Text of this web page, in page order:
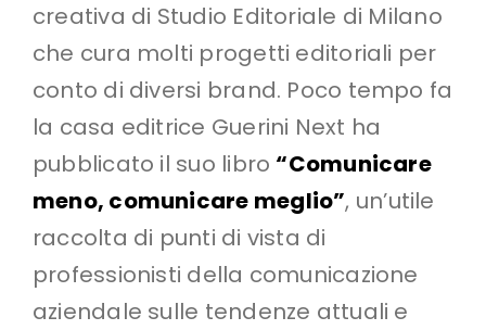
creativa di Studio Editoriale di Milano
che cura molti progetti editoriali per
conto di diversi brand. Poco tempo fa
la casa editrice Guerini Next ha
pubblicato il suo libro “Comunicare
meno, comunicare meglio”, un’utile
raccolta di punti di vista di
professionisti della comunicazione
aziendale sulle tendenze attuali e